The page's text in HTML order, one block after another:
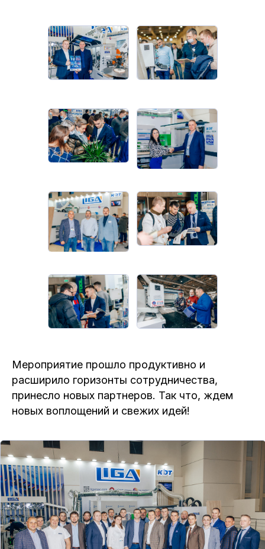
Мероприятие прошло продуктивно и
расширило горизонты сотрудничества,
принесло новых партнеров. Так что, ждем
новых воплощений и свежих идей!